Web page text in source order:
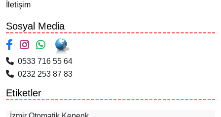
İletişim
Sosyal Media
0533 716 55 64
0232 253 87 83
Etiketler